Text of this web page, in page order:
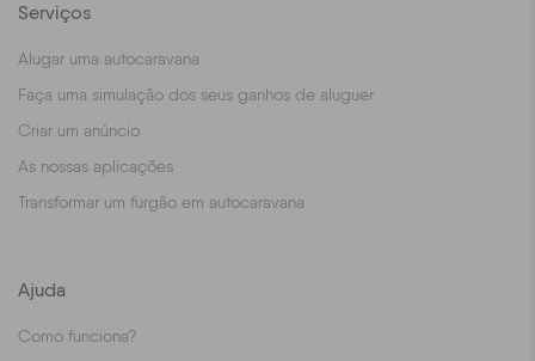
Serviços
Alugar uma autocaravana
Faça uma simulação dos seus ganhos de aluguer
Criar um anúncio
As nossas aplicações
Transformar um furgão em autocaravana
Ajuda
Como funciona?